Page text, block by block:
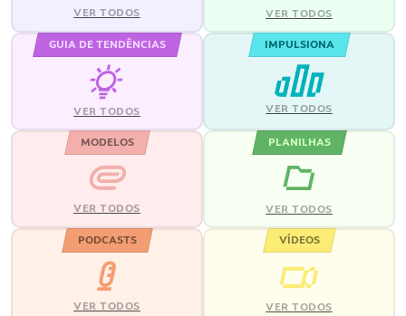
VER TODOS VER TODOS
GUIA DE TENDÊNCIAS
VER TODOS
IMPULSIONA
VER TODOS
MODELOS
VER TODOS
PLANILHAS
VER TODOS
PODCASTS
VER TODOS
VÍDEOS
VER TODOS